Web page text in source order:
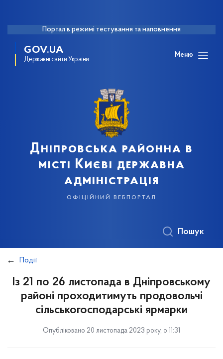
Портал в режимі тестування та наповнення
GOV.UA
Державні сайти України
Меню
Дніпровська районна в
місті Києві державна
адміністрація
офіційний вебпортал
Пошук
Події
Із 21 по 26 листопада в Дніпровському
районі проходитимуть продовольчі
сільськогосподарські ярмарки
Опубліковано 20 листопада 2023 року, о 11:31